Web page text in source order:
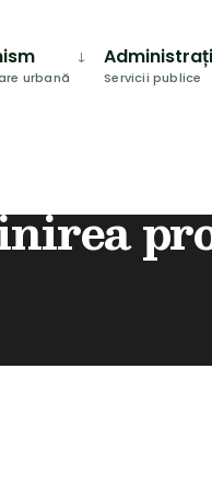
urbană Servicii publice
DE COMUNICARE PRN